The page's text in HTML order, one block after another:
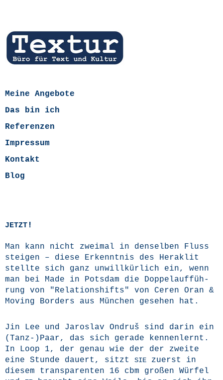
Meine Angebote
Das bin ich
Referenzen
Impressum
Kontakt
Blog
JETZT!
Man kann nicht zwei­mal in den­sel­ben Fluss
stei­gen – die­se Erkennt­nis des Hera­klit
stell­te sich ganz unwill­kür­lich ein, wenn
man bei Made in Pots­dam die Dop­pel­auf­füh­
rung von "Rela­ti­ons­hifts" von Ceren Oran &
Moving Bor­ders aus Mün­chen gese­hen hat.
Jin Lee und Jaros­lav Ondruš sind dar­in ein
(Tanz-)Paar, das sich gera­de ken­nen­lernt.
In Loop 1, der genau wie der der zwei­te
eine Stun­de dau­ert, sitzt SIE zuerst in
die­sem trans­pa­ren­ten 16 cbm gro­ßen Wür­fel